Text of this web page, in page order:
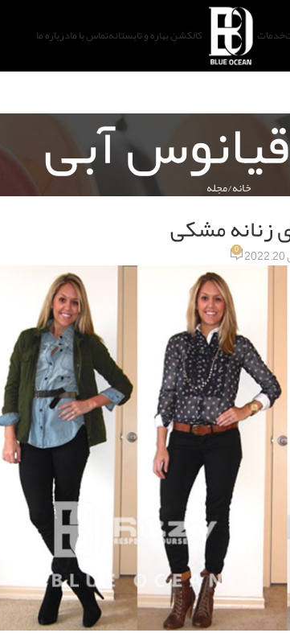
خدمات کالکشن بهاره و تابستانهتماس با مادرباره ما
آبی خانه مجله
زنانه مشکی
0